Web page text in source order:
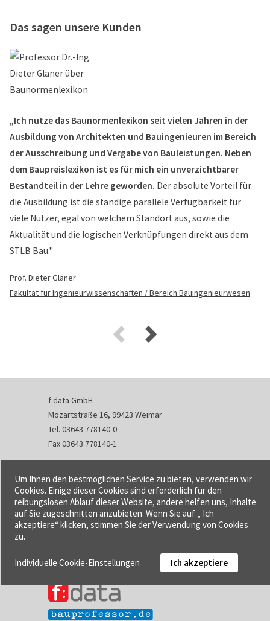
Das sagen unsere Kunden
„Ich nutze das Baunormenlexikon seit vielen Jahren in der
Ausbildung von Architekten und Bauingenieuren im Bereich
der Ausschreibung und Vergabe von Bauleistungen. Neben
dem Baupreislexikon ist es für mich ein unverzichtbarer
Bestandteil in der Lehre geworden. Der absolute Vorteil für
die Ausbildung ist die ständige parallele Verfügbarkeit für
viele Nutzer, egal von welchem Standort aus, sowie die
Aktualität und die logischen Verknüpfungen direkt aus dem
STLB Bau."
Prof. Dieter Glaner
Fakultät für Ingenieurwissenschaften / Bereich Bauingenieurwesen
f:data GmbH
Mozartstraße 16, 99423 Weimar
Tel. 03643 778140-0
Fax 03643 778140-1
info@fdata.de
Kontakt
Impressum
Datenschutzerklärung
Urheberrecht und Haftung
Cookie-Einstellungen
Um Ihnen den bestmöglichen Service zu bieten, verwenden wir
Cookies. Einige dieser Cookies sind erforderlich für den
reibungslosen Ablauf dieser Website, andere helfen uns, Inhalte
auf Sie zugeschnitten anzubieten. Wenn Sie auf „ Ich
akzeptiere“ klicken, stimmen Sie der Verwendung von Cookies
zu.
Individuelle Cookie-Einstellungen Ich akzeptiere